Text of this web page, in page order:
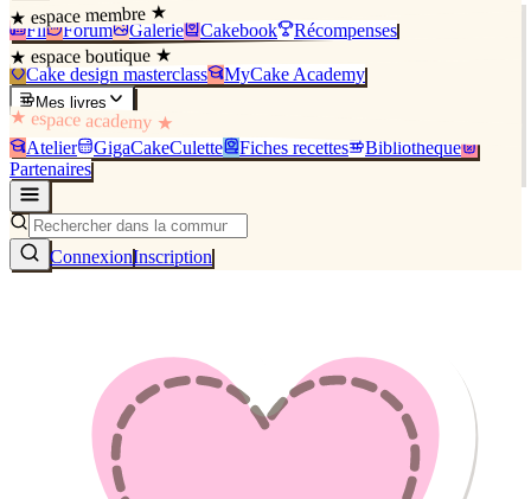
★ espace membre ★
Fil Forum Galerie Cakebook Récompenses
★ espace boutique ★
Cake design masterclass MyCake Academy
Mes livres
★ espace academy ★
Atelier GigaCakeCulette Fiches recettes
Bibliothèque
Partenaires
ConnexionInscription